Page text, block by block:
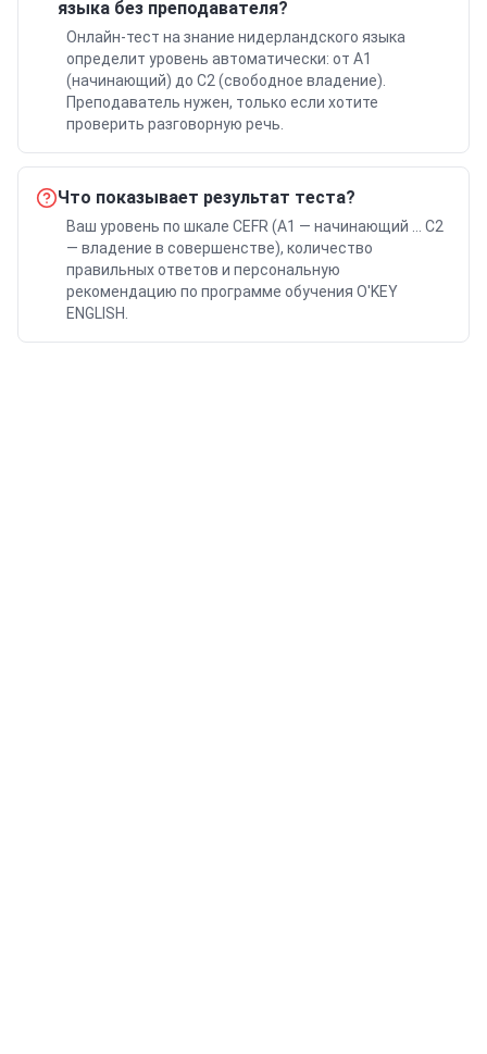
языка без преподавателя?
Онлайн-тест на знание нидерландского языка
определит уровень автоматически: от A1
(начинающий) до C2 (свободное владение).
Преподаватель нужен, только если хотите
проверить разговорную речь.
Что показывает результат теста?
Ваш уровень по шкале CEFR (A1 — начинающий … C2
— владение в совершенстве), количество
правильных ответов и персональную
рекомендацию по программе обучения O'KEY
ENGLISH.